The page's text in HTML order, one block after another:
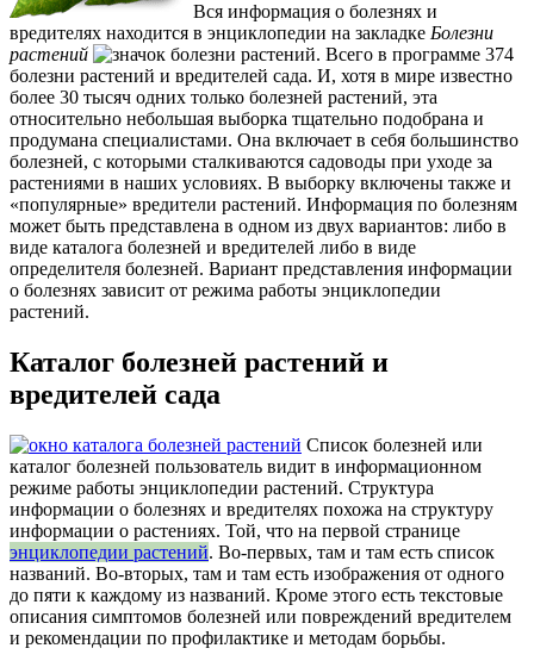
Вся информация о болезнях и
вредителях находится в энциклопедии на закладке Болезни
растений
. Всего в программе 374
болезни растений и вредителей сада. И, хотя в мире известно
более 30 тысяч одних только болезней растений, эта
относительно небольшая выборка тщательно подобрана и
продумана специалистами. Она включает в себя большинство
болезней, с которыми сталкиваются садоводы при уходе за
растениями в наших условиях. В выборку включены также и
«популярные» вредители растений. Информация по болезням
может быть представлена в одном из двух вариантов: либо в
виде каталога болезней и вредителей либо в виде
определителя болезней. Вариант представления информации
о болезнях зависит от режима работы энциклопедии
растений.
Каталог болезней растений и
вредителей сада
Список болезней или
каталог болезней пользователь видит в информационном
режиме работы энциклопедии растений. Структура
информации о болезнях и вредителях похожа на структуру
информации о растениях. Той, что на первой странице
энциклопедии растений. Во-первых, там и там есть список
названий. Во-вторых, там и там есть изображения от одного
до пяти к каждому из названий. Кроме этого есть текстовые
описания симптомов болезней или повреждений вредителем
и рекомендации по профилактике и методам борьбы.